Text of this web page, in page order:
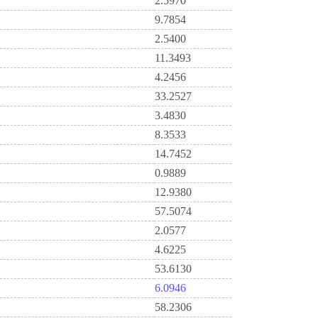
9.7854
2.5400
11.3493
4.2456
33.2527
3.4830
8.3533
14.7452
0.9889
12.9380
57.5074
2.0577
4.6225
53.6130
6.0946
58.2306